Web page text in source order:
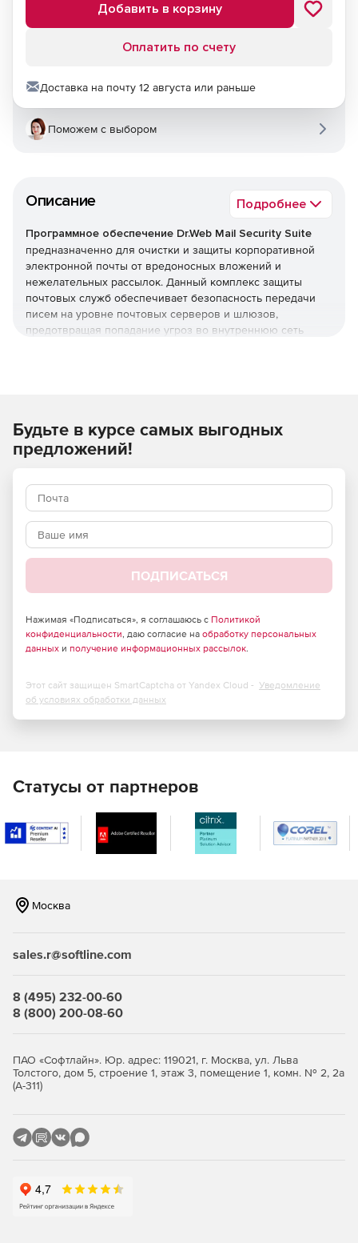
Описание Подробнее
Программное обеспечение Dr.Web Mail Security Suite
предназначенно для очистки и защиты корпоративной
электронной почты от вредоносных вложений и
нежелательных рассылок. Данный комплекс защиты
почтовых служб обеспечивает безопасность передачи
писем на уровне почтовых серверов и шлюзов,
предотвращая попадание угроз во внутреннюю сеть
Преимущества Dr.Web Mail
Security Suite
Возможность использования в организациях,
требующих повышенного уровня безопасности –
продукт полностью отвечает требованиям
сертификатами соответствия ФСТЭК России и ФСБ.
Большие возможности по установке и тонкой
настройке в зависимости от потребностей компании.
Высокая скорость сканирования при минимальной
нагрузке на операционную систему, что позволяет
Встроенный антиспам, не требующий обучения
(действует с момента установки), который
спискам, что позволяет как исключать из проверки
определенные адреса, так и увеличивать ее
эффективность.
сотрудников, а следовательно – существенно
строй и упрощает сопровождение продукта.
Уникальные технологии обнаружения неизвестных
(при старте системы).
планировщика Windows.
Добавить в корзину
Оплатить по счету
Доставка на почту 12 августа или раньше
Поможем с выбором
Будьте в курсе самых выгодных
предложений!
ПОДПИСАТЬСЯ
Нажимая «Подписаться», я соглашаюсь с Политикой
конфиденциальности, даю согласие на обработку персональных
данных и получение информационных рассылок.
Этот сайт защищен SmartCaptcha от Yandex Cloud - Уведомление
об условиях обработки данных
Статусы от партнеров
Москва
sales.r@softline.com
8 (495) 232-00-60
8 (800) 200-08-60
ПАО «Софтлайн». Юр. адрес: 119021, г. Москва, ул. Льва
Толстого, дом 5, строение 1, этаж 3, помещение 1, комн. № 2, 2а
(А-311)